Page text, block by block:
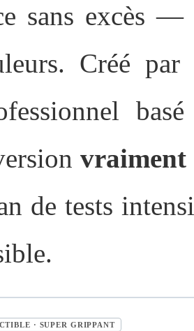
sans excès
Créé
vraiment
de tests
· SUPER GRIPPANT